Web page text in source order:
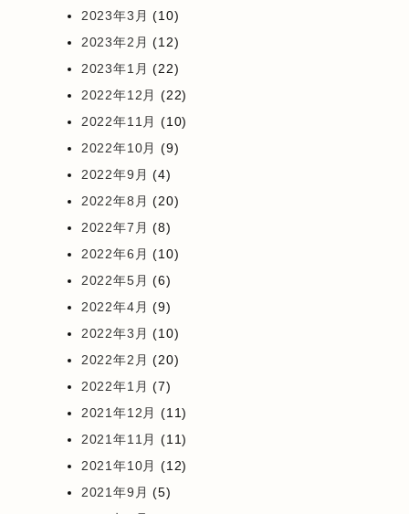
2023年3月 (10)
2023年2月 (12)
2023年1月 (22)
2022年12月 (22)
2022年11月 (10)
2022年10月 (9)
2022年9月 (4)
2022年8月 (20)
2022年7月 (8)
2022年6月 (10)
2022年5月 (6)
2022年4月 (9)
2022年3月 (10)
2022年2月 (20)
2022年1月 (7)
2021年12月 (11)
2021年11月 (11)
2021年10月 (12)
2021年9月 (5)